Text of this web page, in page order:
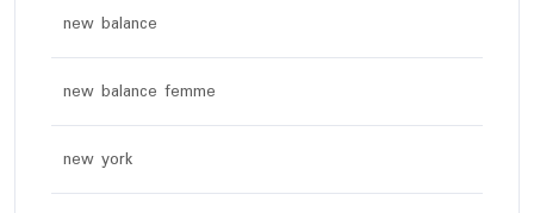
new balance
new balance femme
new york